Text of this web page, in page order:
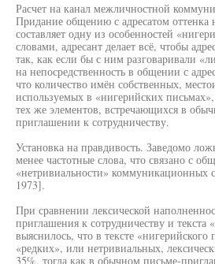
Расчет на канал межличностной
Придание общению с адресатом оттенка
составляет одну из особенностей
словами, адресант делает всё, чтобы
так, как если бы с ним разговаривали
на непосредственность в общении с
что количество имён собственных,
используемых в «нигерийских
тех же элементов, встречающихся в
приглашении к сотрудничеству.
Установка на правдивость. Заведомо
менее частотные слова, что связано с
«нетривиальности» коммуникационных
1973].
При сравнении лексической
приглашения к сотрудничеству и текста
выяснилось, что в тексте «нигерийского
«редких», или нетривиальных,
35%, тогда как в обычном письме-